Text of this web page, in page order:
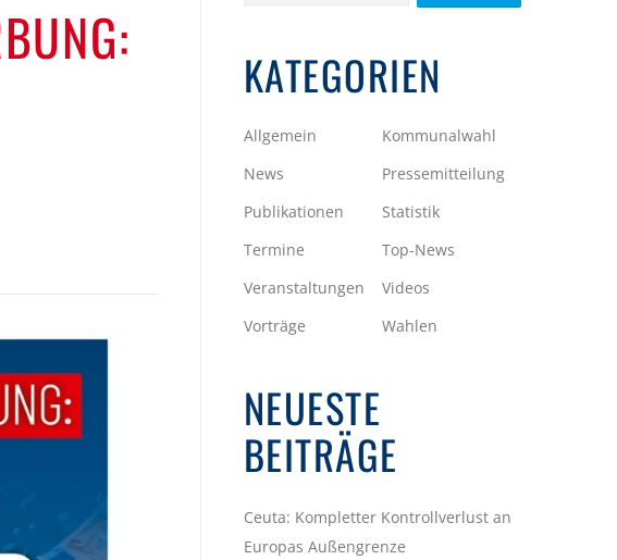
KATEGORIEN
Allgemein
Kommunalwahl
News
Pressemitteilung
Publikationen
Statistik
Termine
Top-News
Veranstaltungen
Videos
Vorträge
Wahlen
NEUESTE
BEITRÄGE
Ceuta: Kompletter Kontrollverlust an
Europas Außengrenze